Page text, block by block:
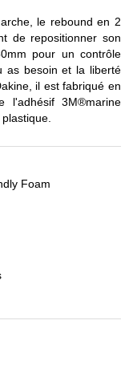
le rebound en 2
de repositionner son
pour un contrôle
as besoin et la liberté
il est fabriqué en
l'adhésif 3M®marine
Foam